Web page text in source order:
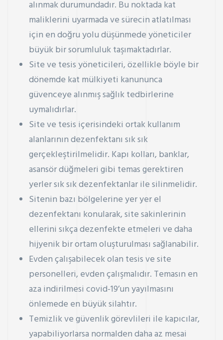
alınmak durumundadır. Bu noktada kat
maliklerini uyarmada ve sürecin atlatılması
için en doğru yolu düşünmede yöneticiler
büyük bir sorumluluk taşımaktadırlar.
Site ve tesis yöneticileri, özellikle böyle bir
dönemde kat mülkiyeti kanununca
güvenceye alınmış sağlık tedbirlerine
uymalıdırlar.
Site ve tesis içerisindeki ortak kullanım
alanlarının dezenfektanı sık sık
gerçekleştirilmelidir. Kapı kolları, banklar,
asansör düğmeleri gibi temas gerektiren
yerler sık sık dezenfektanlar ile silinmelidir.
Sitenin bazı bölgelerine yer yer el
dezenfektanı konularak, site sakinlerinin
ellerini sıkça dezenfekte etmeleri ve daha
hijyenik bir ortam oluşturulması sağlanabilir.
Evden çalışabilecek olan tesis ve site
personelleri, evden çalışmalıdır. Temasın en
aza indirilmesi covid-19’un yayılmasını
önlemede en büyük silahtır.
Temizlik ve güvenlik görevlileri ile kapıcılar,
yapabiliyorlarsa normalden daha az mesai